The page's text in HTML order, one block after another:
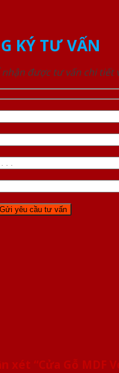
KÝ TƯ VẤN
được tư vấn chi tiết
“Cửa Gỗ MDF